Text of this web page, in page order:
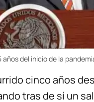
del inicio de la
cinco años
tras de sí un